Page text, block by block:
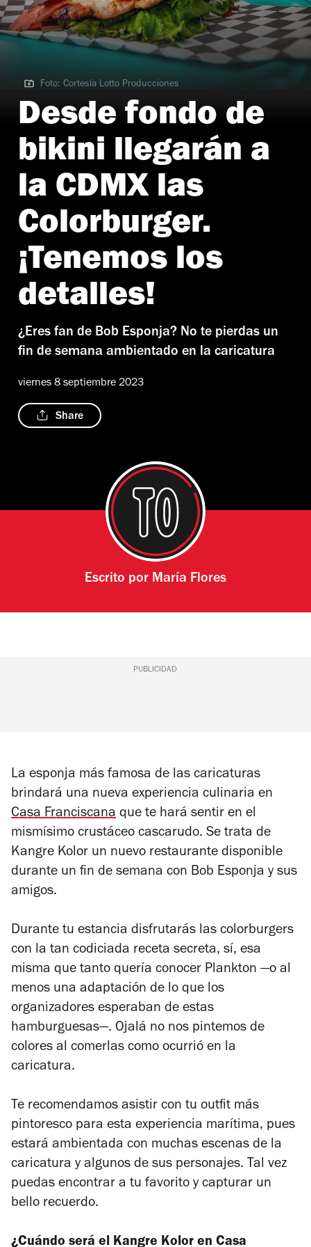
Foto: Cortesía Lotto Producciones
Foto: Cortesía Lotto Producciones
Desde fondo de
bikini llegarán a
la CDMX las
Colorburger.
¡Tenemos los
detalles!
¿Eres fan de Bob Esponja? No te pierdas un
fin de semana ambientado en la caricatura
viernes 8 septiembre 2023
Share
Escrito por María Flores
PUBLICIDAD
La esponja más famosa de las caricaturas
brindará una nueva experiencia culinaria en
Casa Franciscana que te hará sentir en el
mismísimo crustáceo cascarudo. Se trata de
Kangre Kolor un nuevo restaurante disponible
durante un fin de semana con Bob Esponja y sus
amigos.
Durante tu estancia disfrutarás las colorburgers
con la tan codiciada receta secreta, sí, esa
misma que tanto quería conocer Plankton —o al
menos una adaptación de lo que los
organizadores esperaban de estas
hamburguesas—. Ojalá no nos pintemos de
colores al comerlas como ocurrió en la
caricatura.
Te recomendamos asistir con tu outfit más
pintoresco para esta experiencia marítima, pues
estará ambientada con muchas escenas de la
caricatura y algunos de sus personajes. Tal vez
puedas encontrar a tu favorito y capturar un
bello recuerdo.
¿Cuándo será el Kangre Kolor en Casa